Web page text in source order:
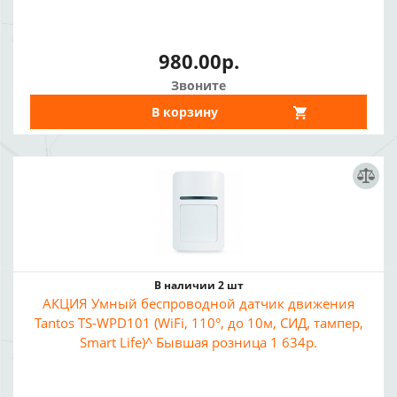
980.00р.
Звоните
В корзину
В наличии 2 шт
АКЦИЯ Умный беспроводной датчик движения
Tantos TS-WPD101 (WiFi, 110°, до 10м, СИД, тампер,
Smart Life)^ Бывшая розница 1 634р.